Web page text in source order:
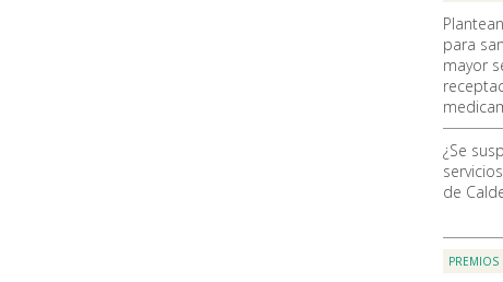
para
mayor
¿Se
de
PREMIOS